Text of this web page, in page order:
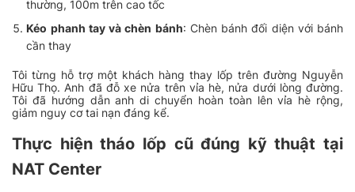
thường, 100m trên cao tốc
Kéo phanh tay và chèn bánh: Chèn bánh đối diện với bánh
cần thay
Tôi từng hỗ trợ một khách hàng thay lốp trên đường Nguyễn
Hữu Thọ. Anh đã đỗ xe nửa trên vỉa hè, nửa dưới lòng đường.
Tôi đã hướng dẫn anh di chuyển hoàn toàn lên vỉa hè rộng,
giảm nguy cơ tai nạn đáng kể.
Thực hiện tháo lốp cũ đúng kỹ thuật tại
NAT Center